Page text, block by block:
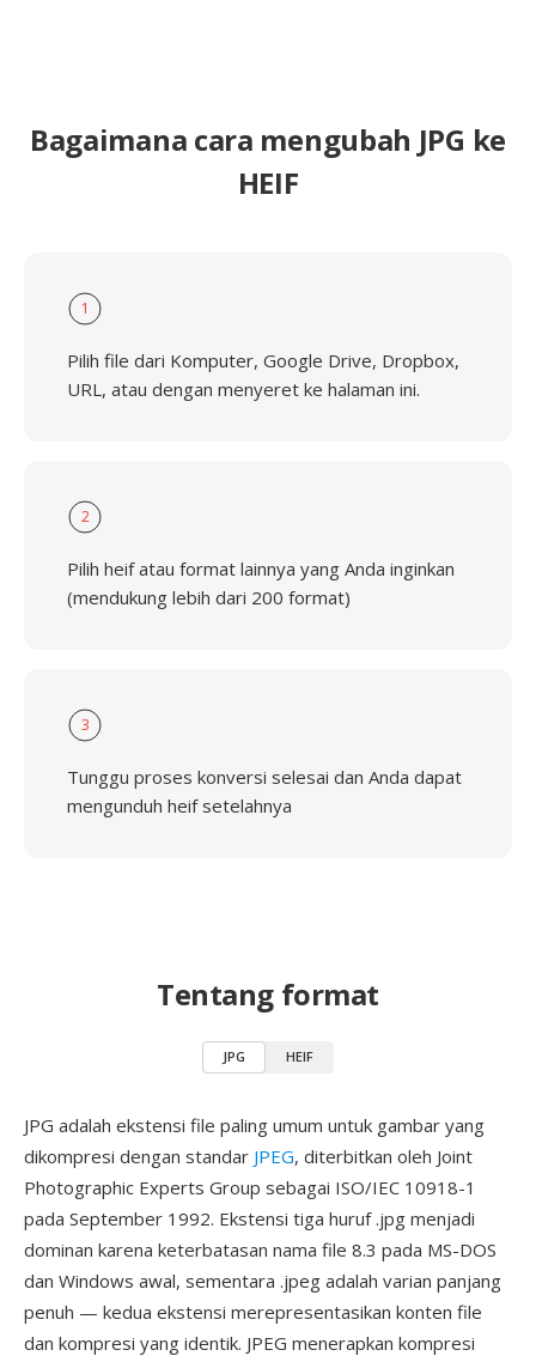
Bagaimana cara mengubah JPG ke
HEIF
1
Pilih file dari Komputer, Google Drive, Dropbox,
URL, atau dengan menyeret ke halaman ini.
2
Pilih heif atau format lainnya yang Anda inginkan
(mendukung lebih dari 200 format)
3
Tunggu proses konversi selesai dan Anda dapat
mengunduh heif setelahnya
Tentang format
JPG HEIF
JPG adalah ekstensi file paling umum untuk gambar yang
dikompresi dengan standar JPEG, diterbitkan oleh Joint
Photographic Experts Group sebagai ISO/IEC 10918-1
pada September 1992. Ekstensi tiga huruf .jpg menjadi
dominan karena keterbatasan nama file 8.3 pada MS-DOS
dan Windows awal, sementara .jpeg adalah varian panjang
penuh — kedua ekstensi merepresentasikan konten file
dan kompresi yang identik. JPEG menerapkan kompresi